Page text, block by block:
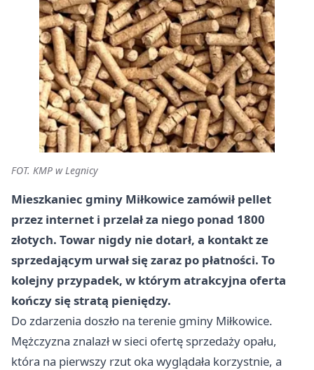
FOT. KMP w Legnicy
Mieszkaniec gminy Miłkowice zamówił pellet
przez internet i przelał za niego ponad 1800
złotych. Towar nigdy nie dotarł, a kontakt ze
sprzedającym urwał się zaraz po płatności. To
kolejny przypadek, w którym atrakcyjna oferta
kończy się stratą pieniędzy.
Do zdarzenia doszło na terenie gminy Miłkowice.
Mężczyzna znalazł w sieci ofertę sprzedaży opału,
która na pierwszy rzut oka wyglądała korzystnie, a